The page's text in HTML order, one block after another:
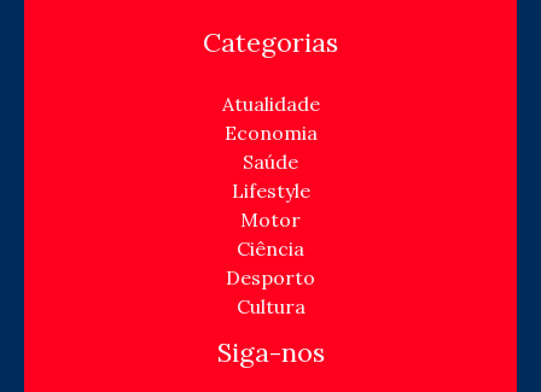
Categorias
Atualidade
Economia
Saúde
Lifestyle
Motor
Ciência
Desporto
Cultura
Siga-nos